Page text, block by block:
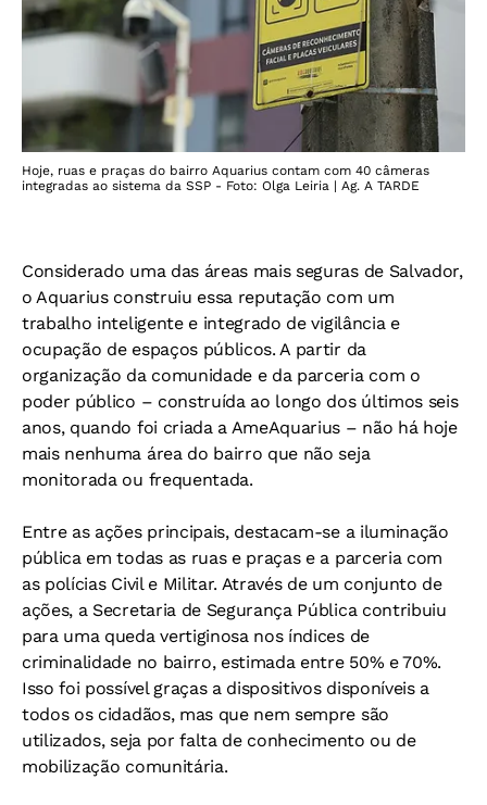
Hoje, ruas e praças do bairro Aquarius contam com 40 câmeras
integradas ao sistema da SSP - Foto: Olga Leiria | Ag. A TARDE
Considerado uma das áreas mais seguras de Salvador,
o Aquarius construiu essa reputação com um
trabalho inteligente e integrado de vigilância e
ocupação de espaços públicos. A partir da
organização da comunidade e da parceria com o
poder público – construída ao longo dos últimos seis
anos, quando foi criada a AmeAquarius – não há hoje
mais nenhuma área do bairro que não seja
monitorada ou frequentada.
Entre as ações principais, destacam-se a iluminação
pública em todas as ruas e praças e a parceria com
as polícias Civil e Militar. Através de um conjunto de
ações, a Secretaria de Segurança Pública contribuiu
para uma queda vertiginosa nos índices de
criminalidade no bairro, estimada entre 50% e 70%.
Isso foi possível graças a dispositivos disponíveis a
todos os cidadãos, mas que nem sempre são
utilizados, seja por falta de conhecimento ou de
mobilização comunitária.